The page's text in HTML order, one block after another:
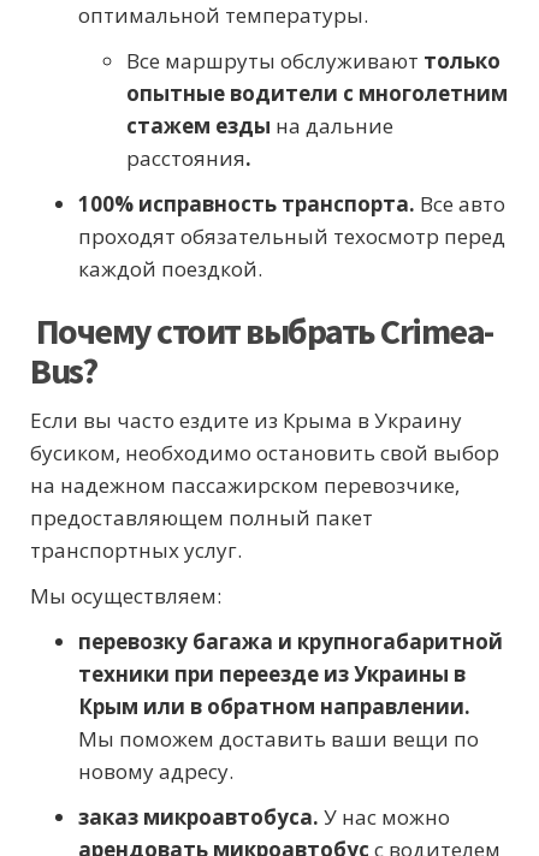
оптимальной температуры.
Все маршруты обслуживают только
опытные водители с многолетним
стажем езды на дальние
расстояния.
100% исправность транспорта. Все авто
проходят обязательный техосмотр перед
каждой поездкой.
Почему стоит выбрать Crimea-
Bus?
Если вы часто ездите из Крыма в Украину
бусиком, необходимо остановить свой выбор
на надежном пассажирском перевозчике,
предоставляющем полный пакет
транспортных услуг.
Мы осуществляем:
перевозку багажа и крупногабаритной
техники при переезде из Украины в
Крым или в обратном направлении.
Мы поможем доставить ваши вещи по
новому адресу.
заказ микроавтобуса. У нас можно
арендовать микроавтобус с водителем